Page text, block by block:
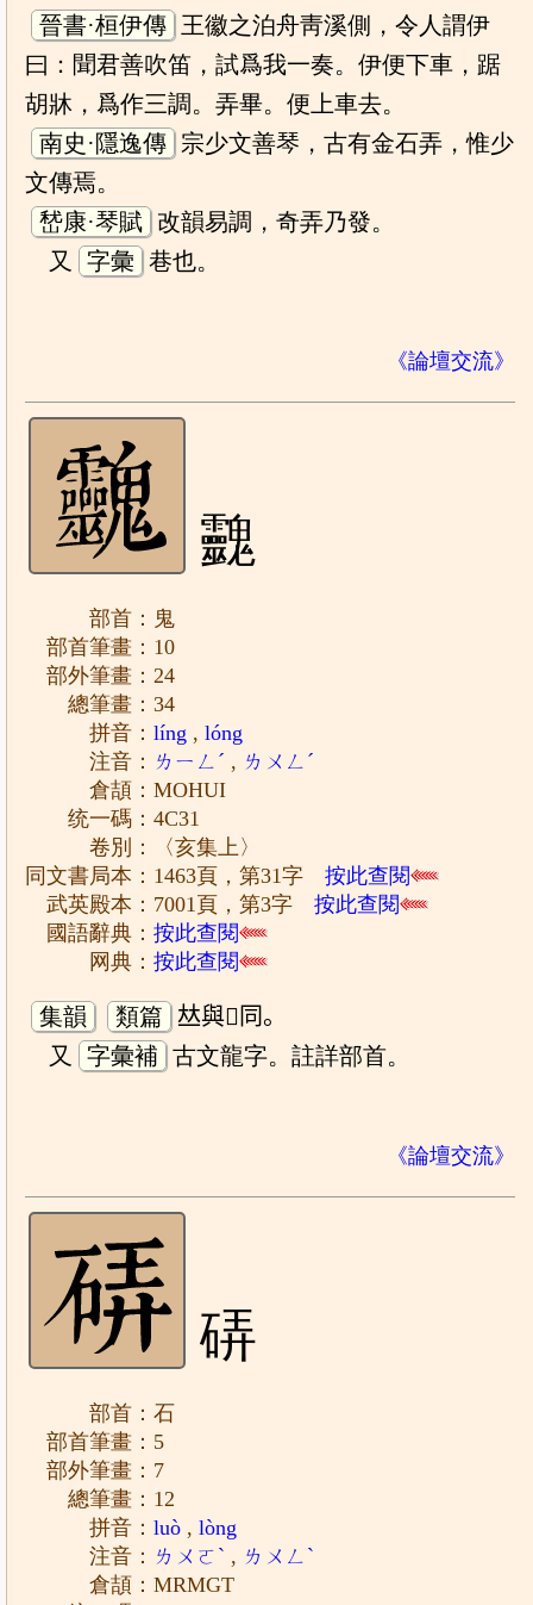
晉書·桓伊傳 王徽之泊舟靑溪側，令人謂伊
曰：聞君善吹笛，試爲我一奏。伊便下車，踞
胡牀，爲作三調。弄畢。便上車去。
南史·隱逸傳 宗少文善琴，古有金石弄，惟少
文傳焉。
嵆康·琴賦 改韻易調，奇弄乃發。
又
字彙 巷也。
《論壇交流》
䰱
部首：鬼
部首筆畫：10
部外筆畫：24
總筆畫：34
拼音：líng ,lóng
注音： ㄌㄧㄥˊ , ㄌㄨㄥˊ
倉頡：MOHUI
统一碼：4C31
卷別：〈亥集上〉
同文書局本：1463頁，第31字按此查閱
武英殿本：7001頁，第3字按此查閱
國語辭典：按此查閱
网典：按此查閱
集韻 類篇
𠀤與𩵀同。
又
字彙補 古文龍字。註詳部首。
《論壇交流》
硦
部首：石
部首筆畫：5
部外筆畫：7
總筆畫：12
拼音：luò ,lòng
注音： ㄌㄨㄛˋ , ㄌㄨㄥˋ
倉頡：MRMGT